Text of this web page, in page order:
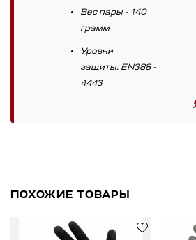
Вес пары - 140
грамм
Уровни
защиты: EN388 -
4443
ПОХОЖИЕ ТОВАРЫ